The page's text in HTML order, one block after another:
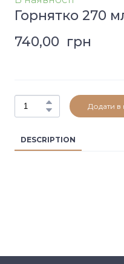
Горнятко 270
740,00  грн
Додати
DESCRIPTION